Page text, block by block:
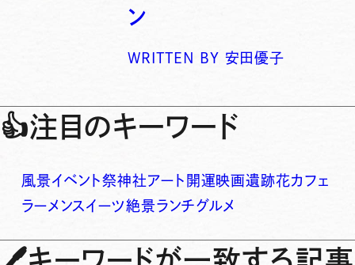
ン
WRITTEN BY 安田優子
👍注目のキーワード
風景イベント祭神社アート 開運映画遺跡花カフェ
ラーメンスイーツ絶景ランチグルメ